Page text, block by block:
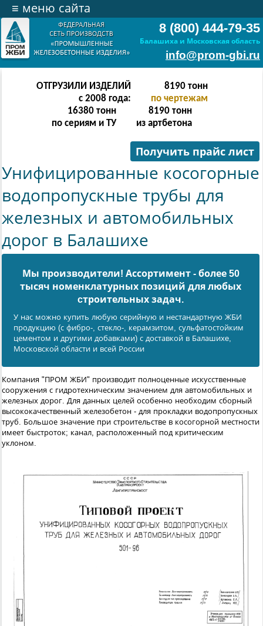
8 (800) 444-79-35
Балашиха и Московская область
info@prom-gbi.ru
≡ меню сайта
ОТГРУЗИЛИ ИЗДЕЛИЙ
с 2008 года:
16382тонн
по чертежам
32764 тонн
по сериям и ТУ
16382 тонн
из артбетона
Получить прайс лист
Унифицированные косогорные
водопропускные трубы для
железных и автомобильных
дорог в Балашихе
Мы производители! Ассортимент - более 50
тысяч номенклатурных позиций для любых
cтроительных задач.
У нас можно купить любую серийную и нестандартную ЖБИ
продукцию (с фибро-, стекло-, керамзитом, сульфатостойким
цементом и другими добавками) с доставкой в Балашихe,
Московской области и всей России
Компания "ПРОМ ЖБИ" производит полноценные искусственные
сооружения с гидротехническим значением для автомобильных и
железных дорог. Для данных целей особенно необходим сборный
высококачественный железобетон - для прокладки водопропускных
труб. Большое значение при строительстве в косогорной местности
имеет быстроток; канал, расположенный под критическим
уклоном.